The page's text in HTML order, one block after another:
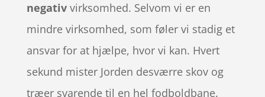
negativ virksomhed. Selvom vi er en
mindre virksomhed, som føler vi stadig et
ansvar for at hjælpe, hvor vi kan. Hvert
sekund mister Jorden desværre skov og
træer svarende til en hel fodboldbane.